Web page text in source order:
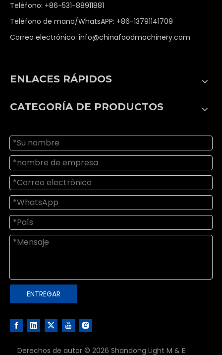
Teléfono: +86-531-88911881
Teléfono de mano/WhatsAPP: +86-13791141709
Correo electrónico: info@chinafoodmachinery.com
ENLACES RÁPIDOS
CATEGORÍA DE PRODUCTOS
ENTREGAR
Derechos de autor © 2026 Shandong Light M & E